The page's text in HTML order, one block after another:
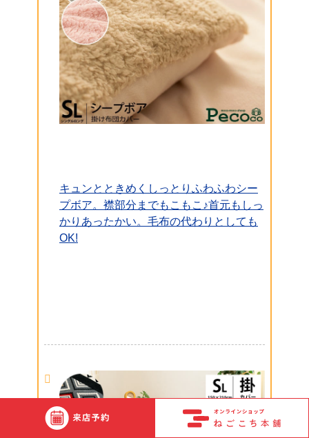
キュンとときめくしっとりふわふわシー
プボア。襟部分までもこもこ♪首元もしっ
かりあったかい。毛布の代わりとしても
OK!